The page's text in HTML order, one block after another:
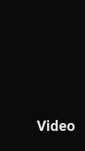
Video